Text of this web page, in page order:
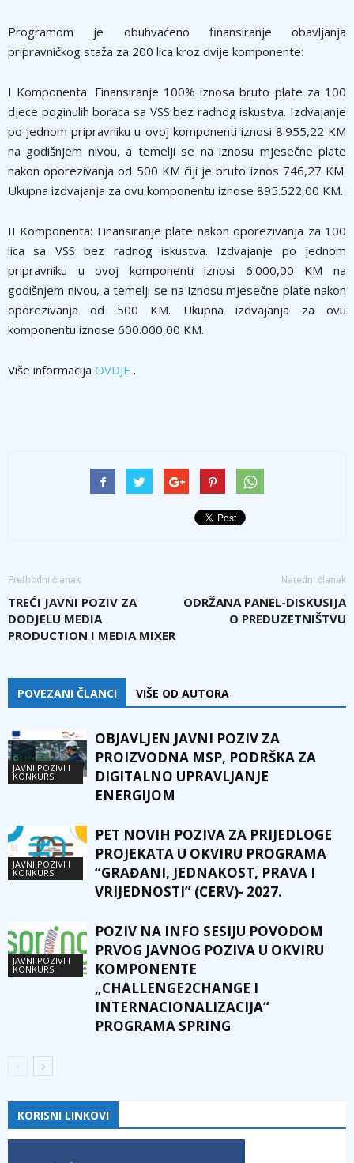
Programom je obuhvaćeno finansiranje obavljanja
pripravničkog staža za 200 lica kroz dvije komponente:
I Komponenta: Finansiranje 100% iznosa bruto plate za 100
djece poginulih boraca sa VSS bez radnog iskustva. Izdvajanje
po jednom pripravniku u ovoj komponenti iznosi 8.955,22 KM
na godišnjem nivou, a temelji se na iznosu mjesečne plate
nakon oporezivanja od 500 KM čiji je bruto iznos 746,27 KM.
Ukupna izdvajanja za ovu komponentu iznose 895.522,00 KM.
II Komponenta: Finansiranje plate nakon oporezivanja za 100
lica sa VSS bez radnog iskustva. Izdvajanje po jednom
pripravniku u ovoj komponenti iznosi 6.000,00 KM na
godišnjem nivou, a temelji se na iznosu mjesečne plate nakon
oporezivanja od 500 KM. Ukupna izdvajanja za ovu
komponentu iznose 600.000,00 KM.
Više informacija OVDJE .
Prethodni članak
TREĆI JAVNI POZIV ZA
DODJELU MEDIA
PRODUCTION I MEDIA MIXER
Naredni članak
ODRŽANA PANEL-DISKUSIJA
O PREDUZETNIŠTVU
POVEZANI ČLANCI VIŠE OD AUTORA
JAVNI POZIVI I
KONKURSI
OBJAVLJEN JAVNI POZIV ZA
PROIZVODNA MSP, PODRŠKA ZA
DIGITALNO UPRAVLJANJE
ENERGIJOM
JAVNI POZIVI I
KONKURSI
PET NOVIH POZIVA ZA PRIJEDLOGE
PROJEKATA U OKVIRU PROGRAMA
“GRAĐANI, JEDNAKOST, PRAVA I
VRIJEDNOSTI” (CERV)- 2027.
JAVNI POZIVI I
KONKURSI
POZIV NA INFO SESIJU POVODOM
PRVOG JAVNOG POZIVA U OKVIRU
KOMPONENTE
„CHALLENGE2CHANGE I
INTERNACIONALIZACIJA“
PROGRAMA SPRING
KORISNI LINKOVI